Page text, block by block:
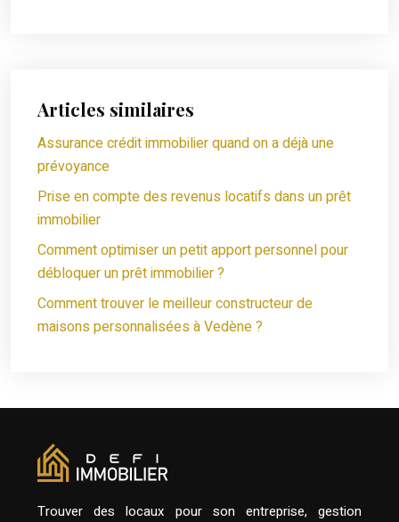
Articles similaires
Assurance crédit immobilier quand on a déjà une
prévoyance
Prise en compte des revenus locatifs dans un prêt
immobilier
Comment optimiser un petit apport personnel pour
débloquer un prêt immobilier ?
Comment trouver le meilleur constructeur de
maisons personnalisées à Vedène ?
Trouver des locaux pour son entreprise, gestion